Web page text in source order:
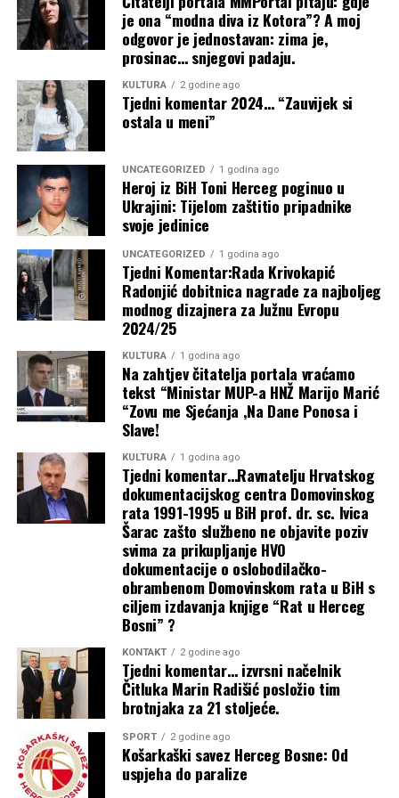
FBiH Povijesna sjednica o univerzalnom dječjem
dodatku – u fokusu model 2C i jačanje podrške
obiteljima
Najnovije objave
Poskok joj ušao u kuhinju dok je bila
sama s dvoje male djece, vatrogasci je
odbili: “Mi ne radimo sa zmijama!”
4 kolovoza, 2026
Lovačke priče Zukana Heleza: Hvali se
lovom srpskih specijalaca u Bugojnu ali
ulova ipak nigdje, kaže pobjegli
4 kolovoza, 2026
Grmoja traži vojsku na granici s BiH:
Postoji mogućnost da netko zakuha
stvar
4 kolovoza, 2026
ŠIROKI BRIJEG: U petak premijera
kratkog filma nastalog u sklopu
Wandering Film School ’26
4 kolovoza, 2026
Zapratite nas
Facebook InstagramYoutubeTiktok
HDZ BiH
Zahvalnica Vladi HNŽ-a na potpori
održavanju športsko-edukacijskoga
kampa ”Izlazi vani”
Oštra osuda predsjednice Buhač nakon
skrnavljenja crkvenoga prostora i
vjerskoga znamenja u Međugorju
Sjednica Vlade HNŽ-a nije održana zbog
neobrazloženoga izostanka ministara iz
SDA i SDP-a
Buhač, Bevanda i Radišić obišli novo
cestovno raskružje Kaktus u Čitluku
Predsjednica Buhač ugostila rukovodstvo
i uspješne plivače SPK Zrinjski Mostar
Predsjednica Buhač pokroviteljica
odlaska mostarskih gimnazijalaca na
Međunarodnu olimpijadu u Kazahstan
Buhač u Skupštini: Vlada HNŽ-a ima nultu
toleranciju prema svakomu obliku nasilja
Predsjednica Buhač otvorila središnju
proslavu Međunarodnih večeri folklora u
Vionici
je ona “modna diva iz Kotora”? A moj
odgovor je jednostavan: zima je,
prosinac… snjegovi padaju.
KULTURA 2 godine ago
Tjedni komentar 2024… “Zauvijek si
ostala u meni”
UNCATEGORIZED 1 godina ago
Heroj iz BiH Toni Herceg poginuo u
Ukrajini: Tijelom zaštitio pripadnike
svoje jedinice
UNCATEGORIZED 1 godina ago
Tjedni Komentar:Rada Krivokapić
Radonjić dobitnica nagrade za najboljeg
modnog dizajnera za Južnu Evropu
2024/25
KULTURA 1 godina ago
Na zahtjev čitatelja portala vraćamo
tekst “Ministar MUP-a HNŽ Marijo Marić
“Zovu me Sjećanja ,Na Dane Ponosa i
Slave!
KULTURA 1 godina ago
Tjedni komentar…Ravnatelju Hrvatskog
dokumentacijskog centra Domovinskog
rata 1991-1995 u BiH prof. dr. sc. Ivica
Šarac zašto službeno ne objavite poziv
svima za prikupljanje HVO
dokumentacije o oslobodilačko-
obrambenom Domovinskom rata u BiH s
ciljem izdavanja knjige “Rat u Herceg
Bosni” ?
KONTAKT 2 godine ago
Tjedni komentar… izvrsni načelnik
Čitluka Marin Radišić posložio tim
brotnjaka za 21 stoljeće.
SPORT 2 godine ago
Košarkaški savez Herceg Bosne: Od
uspjeha do paralize